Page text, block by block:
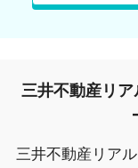
三井不動産リ
三井不動産リア